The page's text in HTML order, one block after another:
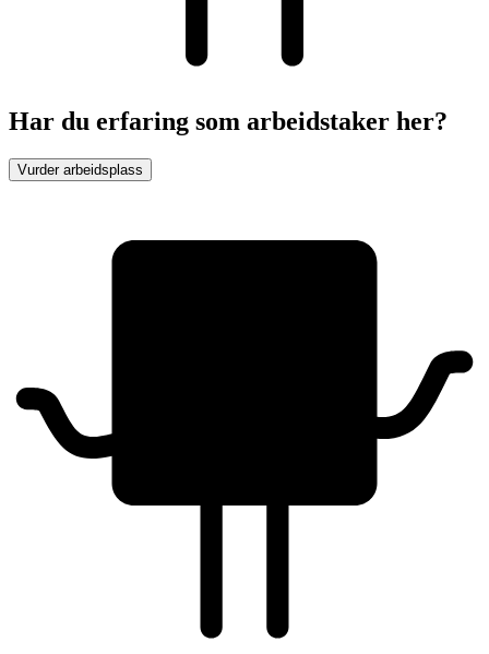
Har du erfaring som arbeidstaker her?
Vurder arbeidsplass